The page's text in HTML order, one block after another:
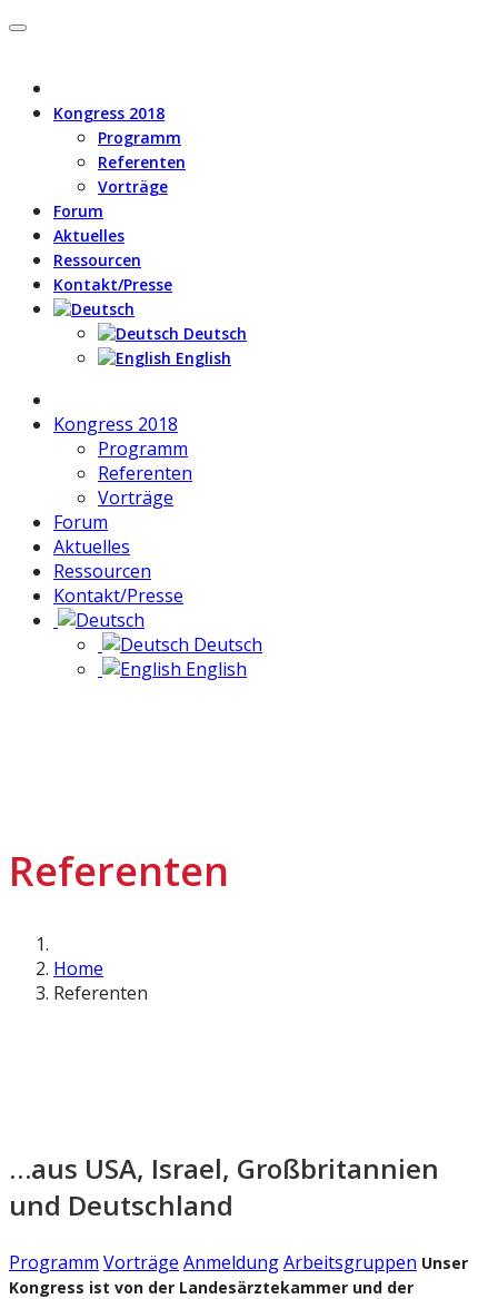
Kongress 2018
Programm
Referenten
Vorträge
Forum
Aktuelles
Ressourcen
Kontakt/Presse
Deutsch
English
Kongress 2018
Programm
Referenten
Vorträge
Forum
Aktuelles
Ressourcen
Kontakt/Presse
Deutsch
English
Referenten
Home
Referenten
…aus USA, Israel, Großbritannien
und Deutschland
Programm Vorträge AnmeldungArbeitsgruppen Unser
Kongress ist von der Landesärztekammer und der